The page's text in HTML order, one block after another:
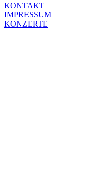
KONTAKT
IMPRESSUM
KONZERTE